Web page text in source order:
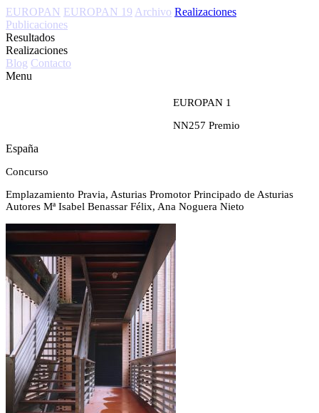
EUROPAN EUROPAN 19 Archivo Realizaciones
Publicaciones
Resultados
Realizaciones
Blog Contacto
Menu
EUROPAN 1
NN257 Premio
España
Concurso
Emplazamiento Pravia, Asturias Promotor Principado de Asturias
Autores Mª Isabel Benassar Félix, Ana Noguera Nieto